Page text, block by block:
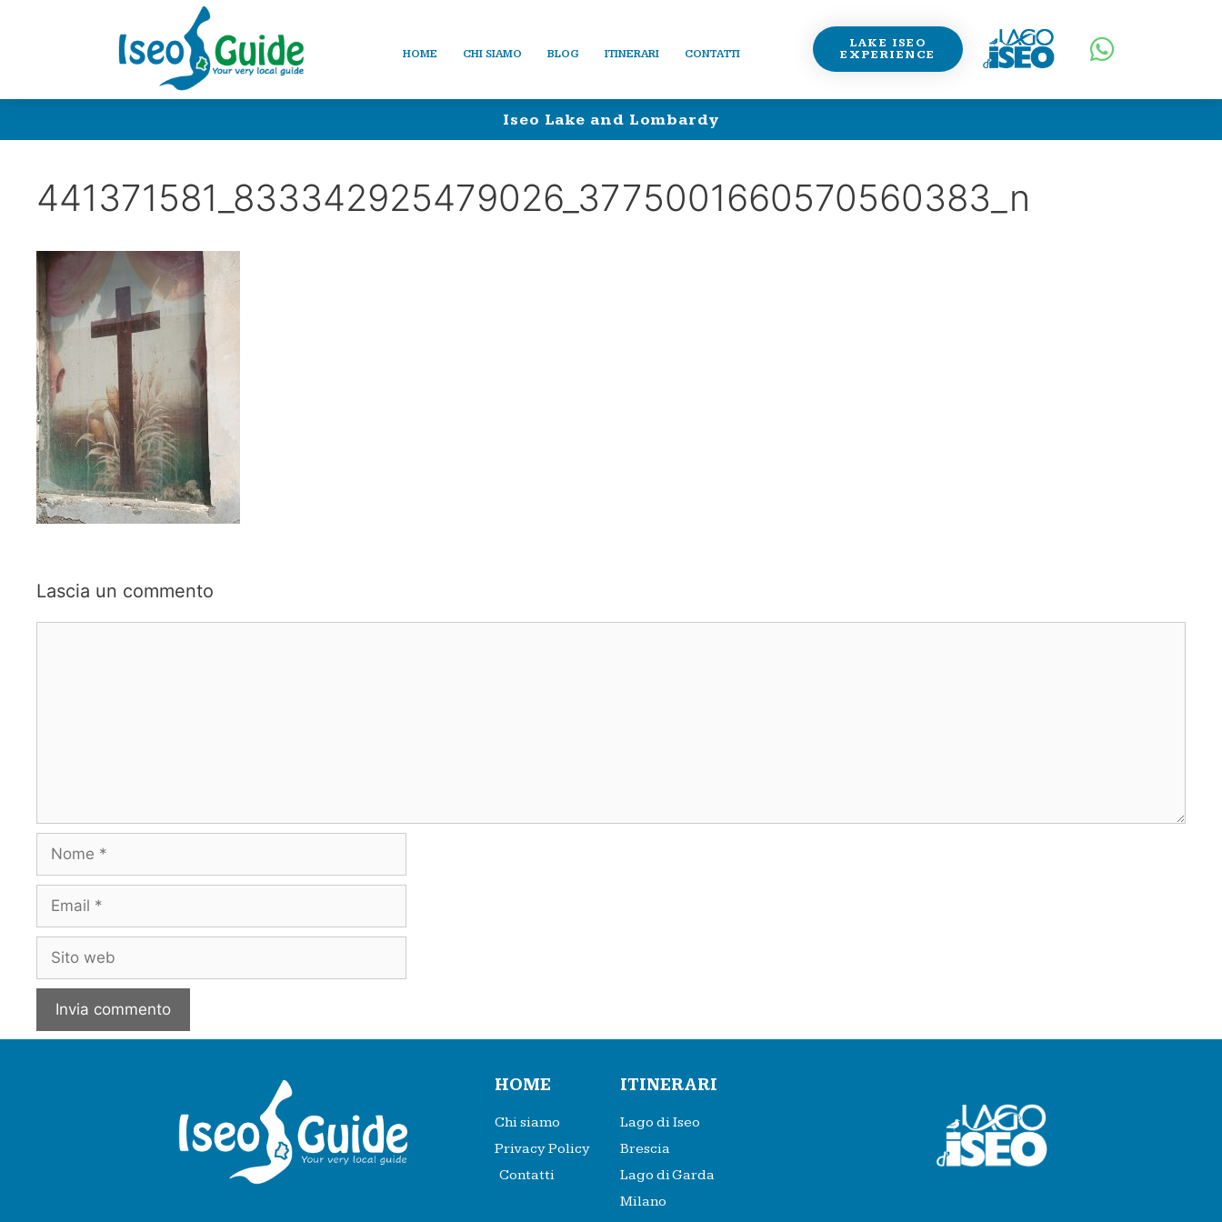
HOME CHI SIAMO BLOG ITINERARI CONTATTI
LAKE ISEO
EXPERIENCE
Iseo Lake and Lombardy
441371581_833342925479026_3775001660570560383_n
Lascia un commento
HOME
Chi siamo
Privacy Policy
Contatti
ITINERARI
Lago di Iseo
Brescia
Lago di Garda
Milano